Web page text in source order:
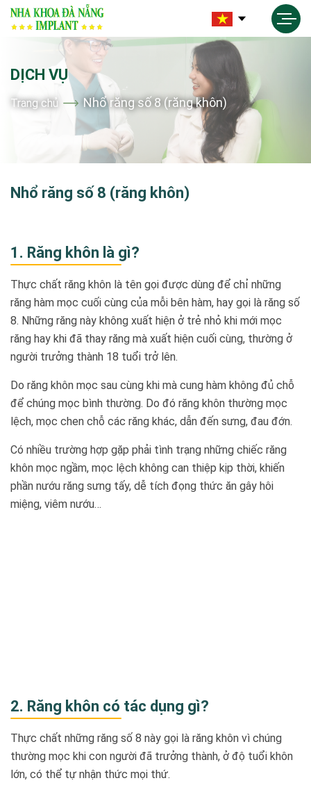
DỊCH VỤ
Trang chủ Nhổ răng số 8 (răng khôn)
Nhổ răng số 8 (răng khôn)
1. Răng khôn là gì?
Thực chất răng khôn là tên gọi được dùng để chỉ những
răng hàm mọc cuối cùng của mỗi bên hàm, hay gọi là răng số
8. Những răng này không xuất hiện ở trẻ nhỏ khi mới mọc
răng hay khi đã thay răng mà xuất hiện cuối cùng, thường ở
người trưởng thành 18 tuổi trở lên.
Do răng khôn mọc sau cùng khi mà cung hàm không đủ chỗ
để chúng mọc bình thường. Do đó răng khôn thường mọc
lệch, mọc chen chỗ các răng khác, dẫn đến sưng, đau đớn.
Có nhiều trường hợp gặp phải tình trạng những chiếc răng
khôn mọc ngầm, mọc lệch không can thiệp kịp thời, khiến
phần nướu răng sưng tấy, dễ tích đọng thức ăn gây hôi
miệng, viêm nướu…
2. Răng khôn có tác dụng gì?
Thực chất những răng số 8 này gọi là răng khôn vì chúng
thường mọc khi con người đã trưởng thành, ở độ tuổi khôn
lớn, có thể tự nhận thức mọi thứ.